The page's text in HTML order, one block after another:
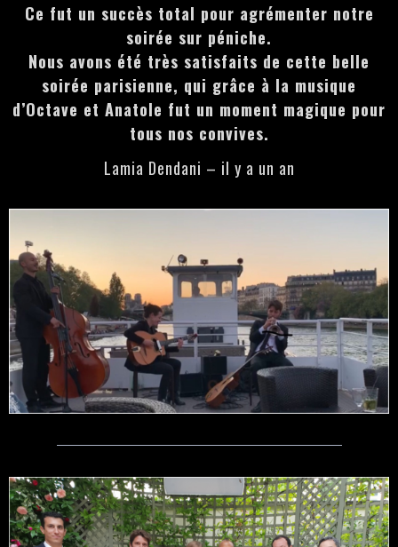
Ce fut un succès total pour agrémenter notre
soirée sur péniche.
Nous avons été très satisfaits de cette belle
soirée parisienne, qui grâce à la musique
d’Octave et Anatole fut un moment magique pour
tous nos convives.
Lamia Dendani – il y a un an